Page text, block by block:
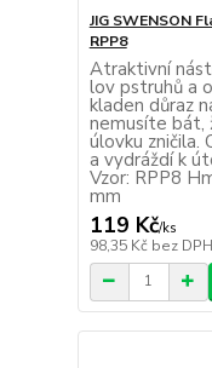
JIG SWENSON
RPP8
Atraktivní
lov pstruhů a
kladen důraz
nemusíte bát,
úlovku zničila.
a vydráždí k
Vzor: RPP8
mm
119 Kč/ks
98,35 Kč bez DPH